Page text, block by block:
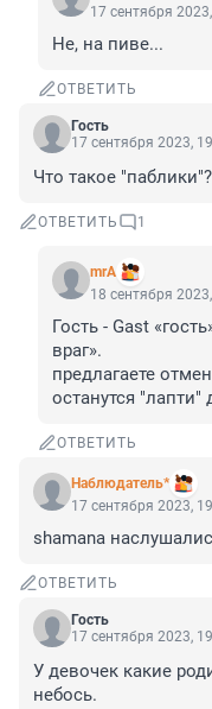
17 сентября
Не, на пиве...
ОТВЕТИТЬ
Гость
17 сентября 2023,
Что такое
ОТВЕТИТЬ 1
mrA
18 сентября
Гость - Gast
враг».
предлагаете
останутся "лапти"
ОТВЕТИТЬ
Наблюдатель*
17 сентября 2023,
shamana
ОТВЕТИТЬ
Гость
17 сентября 2023,
У девочек какие
небось.